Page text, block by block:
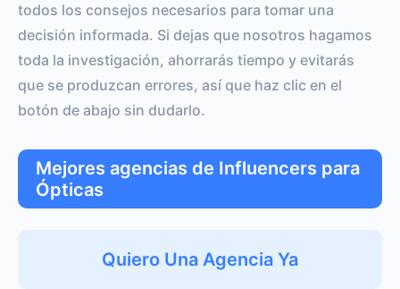
todos los consejos necesarios para tomar una
decisión informada. Si dejas que nosotros hagamos
toda la investigación, ahorrarás tiempo y evitarás
que se produzcan errores, así que haz clic en el
botón de abajo sin dudarlo.
Mejores agencias de Influencers para
Ópticas
Quiero Una Agencia Ya